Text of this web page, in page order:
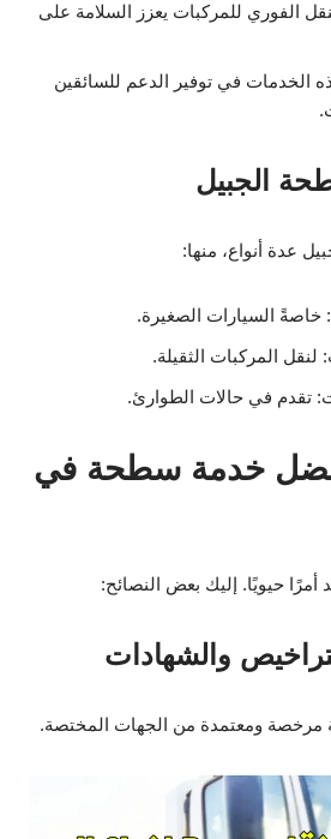
الفوري للمركبات يعزز السلامة على
الخدمات في توفير الدعم للسائقين
الجبيل
عدة أنواع، منها:
السيارات الصغيرة.
المركبات الثقيلة.
تقدم في حالات الطوارئ.
أفضل خدمة سطحة في
أمرًا حيويًا. إليك بعض النصائح:
مرخصة ومعتمدة من الجهات المختصة.